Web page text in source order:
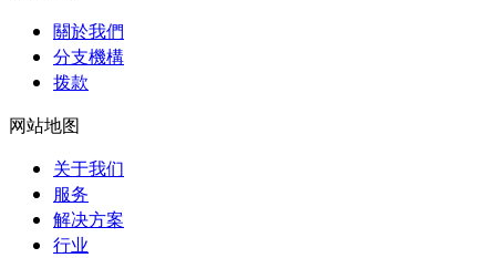
關於我們
分支機構
拨款
网站地图
关于我们
服务
解决方案
行业